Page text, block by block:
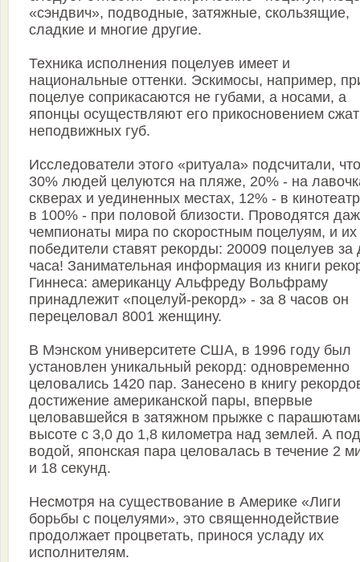
«сэндвич», подводные, затяжные, скользящие,
сладкие и многие другие.
Техника исполнения поцелуев имеет и
национальные оттенки. Эскимосы, например,
поцелуе соприкасаются не губами, а носами, а
японцы осуществляют его прикосновением
неподвижных губ.
Исследователи этого «ритуала» подсчитали, что
30% людей целуются на пляже, 20% - на
скверах и уединенных местах, 12% - в
в 100% - при половой близости. Проводятся
чемпионаты мира по скоростным поцелуям, и их
победители ставят рекорды: 20009 поцелуев за
часа! Занимательная информация из книги
Гиннеса: американцу Альфреду Вольфраму
принадлежит «поцелуй-рекорд» - за 8 часов он
перецеловал 8001 женщину.
В Мэнском университете США, в 1996 году был
установлен уникальный рекорд: одновременно
целовались 1420 пар. Занесено в книгу
достижение американской пары, впервые
целовавшейся в затяжном прыжке с
высоте с 3,0 до 1,8 километра над землей. А под
водой, японская пара целовалась в течение 2
и 18 секунд.
Несмотря на существование в Америке «Лиги
борьбы с поцелуями», это священнодействие
продолжает процветать, принося усладу их
исполнителям.